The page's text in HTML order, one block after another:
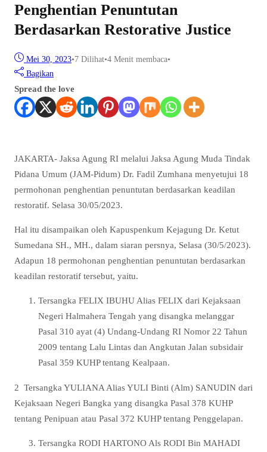
Penghentian Penuntutan
Berdasarkan Restorative Justice
Mei 30, 2023•7 Dilihat•4 Menit membaca•
Bagikan
Spread the love
JAKARTA- Jaksa Agung RI melalui Jaksa Agung Muda Tindak
Pidana Umum (JAM-Pidum) Dr. Fadil Zumhana menyetujui 18
permohonan penghentian penuntutan berdasarkan keadilan
restoratif. Selasa 30/05/2023.
Hal itu disampaikan oleh Kapuspenkum Kejagung Dr. Ketut
Sumedana SH., MH., dalam siaran persnya, Selasa (30/5/2023).
Adapun 18 permohonan penghentian penuntutan berdasarkan
keadilan restoratif tersebut, yaitu.
Tersangka FELIX IBUHU Alias FELIX dari Kejaksaan
Negeri Halmahera Tengah yang disangka melanggar
Pasal 310 ayat (4) Undang-Undang RI Nomor 22 Tahun
2009 tentang Lalu Lintas dan Angkutan Jalan subsidair
Pasal 359 KUHP tentang Kealpaan.
2 Tersangka YULIANA Alias YULI Binti (Alm) SANUDIN dari
Kejaksaan Negeri Bangka yang disangka Pasal 378 KUHP
tentang Penipuan atau Pasal 372 KUHP tentang Penggelapan.
Tersangka RODI HARTONO Als RODI Bin MAHADI